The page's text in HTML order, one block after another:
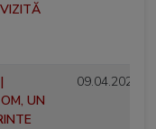
UN
09.04.2026